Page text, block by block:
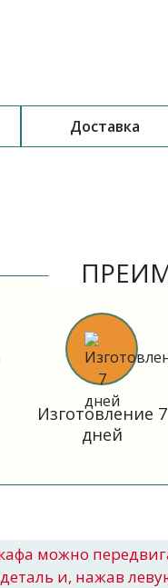
Доставка
Изготовление 7
дней
можно
и, нажав